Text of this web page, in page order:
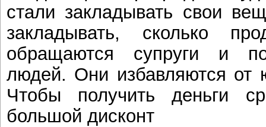
стали закладывать свои
закладывать, сколько
обращаются супруги и
людей. Они избавляются от
Чтобы получить деньги
большой дисконт